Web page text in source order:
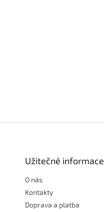
Užitečné informace
O nás
Kontakty
Doprava a platba